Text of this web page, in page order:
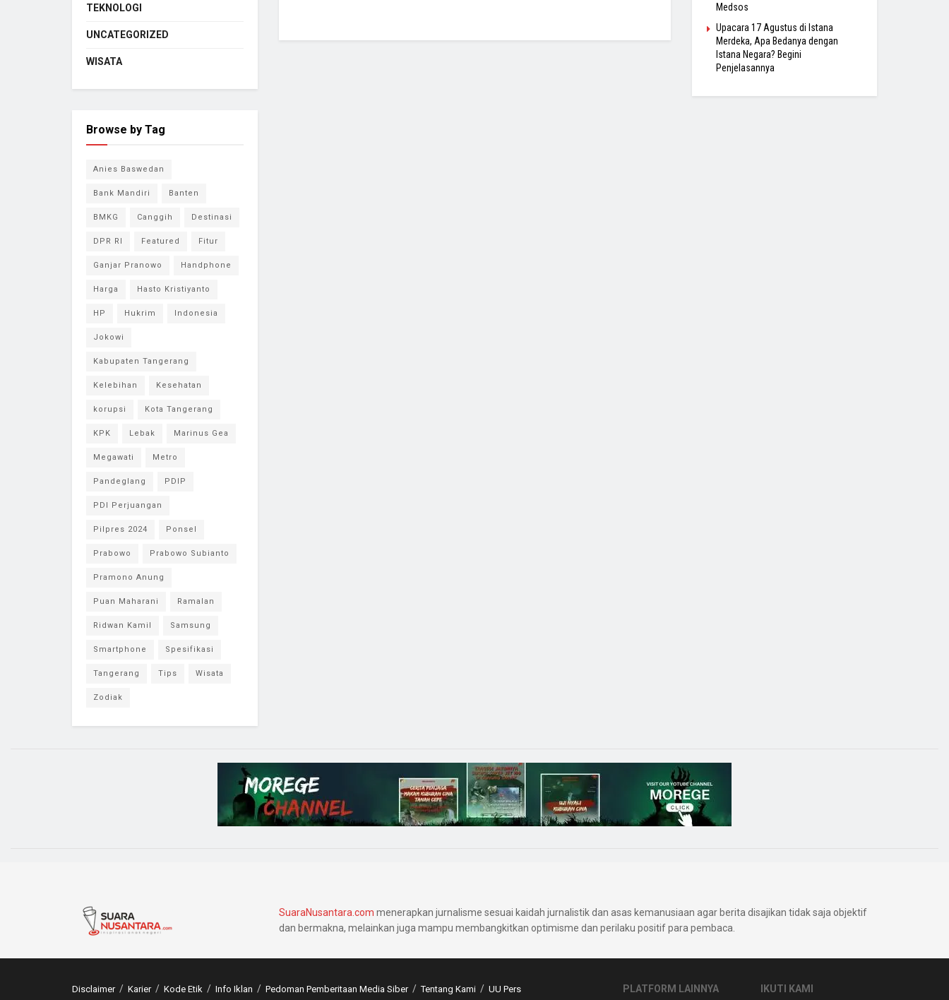
TEKNOLOGI
UNCATEGORIZED
WISATA
Browse by Tag
Anies Baswedan
Bank Mandiri Banten
BMKG Canggih Destinasi
DPR RI Featured Fitur
Ganjar Pranowo Handphone
Harga Hasto Kristiyanto
HP Hukrim Indonesia
Jokowi
Kabupaten Tangerang
Kelebihan Kesehatan
korupsi Kota Tangerang
KPK Lebak Marinus Gea
Megawati Metro
Pandeglang PDIP
PDI Perjuangan
Pilpres 2024 Ponsel
Prabowo Prabowo Subianto
Pramono Anung
Puan Maharani Ramalan
Ridwan Kamil Samsung
Smartphone Spesifikasi
Tangerang Tips Wisata
Zodiak
Medsos
Upacara 17 Agustus di Istana
Merdeka, Apa Bedanya dengan
Istana Negara? Begini
Penjelasannya
SuaraNusantara.com menerapkan jurnalisme sesuai kaidah jurnalistik dan asas kemanusiaan agar berita disajikan tidak saja objektif
dan bermakna, melainkan juga mampu membangkitkan optimisme dan perilaku positif para pembaca.
Disclaimer Karier Kode Etik Info Iklan Pedoman Pemberitaan Media Siber Tentang Kami UU Pers PLATFORM LAINNYA IKUTI KAMI